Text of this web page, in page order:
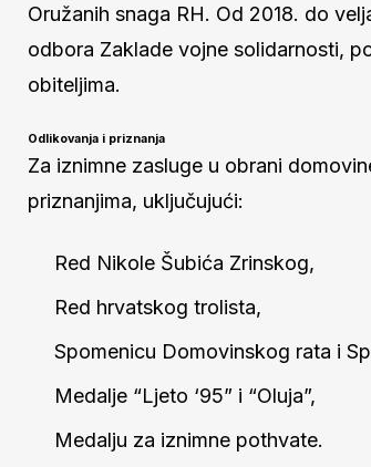
Oružanih snaga RH. Od 2018. do
odbora Zaklade vojne solidarnosti,
obiteljima.
Odlikovanja i priznanja
Za iznimne zasluge u obrani
priznanjima, uključujući:
Red Nikole Šubića Zrinskog,
Red hrvatskog trolista,
Spomenicu Domovinskog rata i
Medalje “Ljeto ‘95” i “Oluja”,
Medalju za iznimne pothvate.